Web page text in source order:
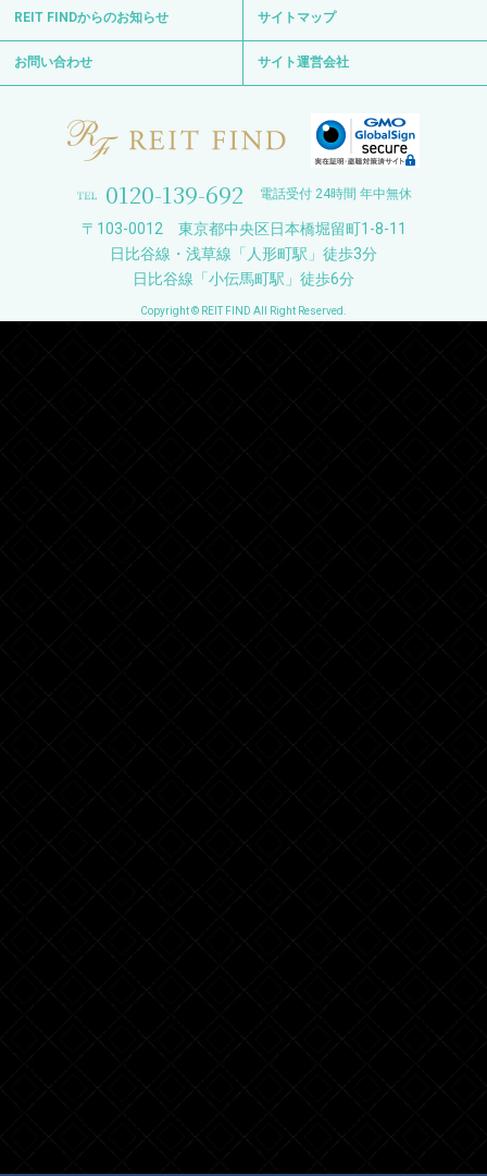
REIT FINDからのお知らせ サイトマップ
お問い合わせ サイト運営会社
0120-139-692 電話受付 24時間 年中無休
〒103-0012 東京都中央区日本橋堀留町1-8-11
日比谷線・浅草線「人形町駅」徒歩3分
日比谷線「小伝馬町駅」徒歩6分
Copyright © REIT FIND All Right Reserved.